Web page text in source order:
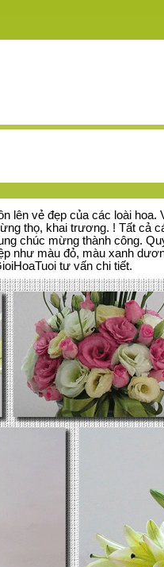
lên vẻ đẹp của các loài
thọ, khai trương. ! Tất cả
chúc mừng thành công.
như màu đỏ, màu xanh
tư vấn chi tiết.